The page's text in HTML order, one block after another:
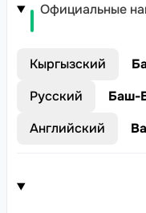
Официальные
Кыргызский
Русский
Баш-
Английский